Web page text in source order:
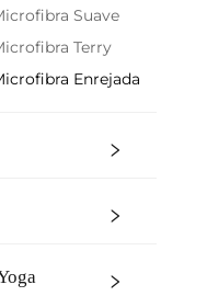
Suave
Terry
Enrejada